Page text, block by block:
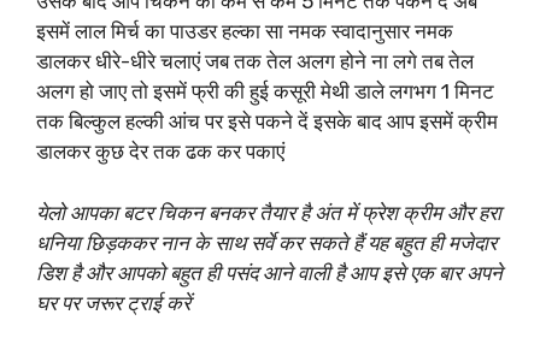
इसमें लाल मिर्च का पाउडर हल्का सा नमक स्वादानुसार नमक
डालकर धीरे-धीरे चलाएं जब तक तेल अलग होने ना लगे तब तेल
अलग हो जाए तो इसमें फ्री की हुई कसूरी मेथी डाले लगभग 1 मिनट
तक बिल्कुल हल्की आंच पर इसे पकने दें इसके बाद आप इसमें क्रीम
डालकर कुछ देर तक ढक कर पकाएं
येलो आपका बटर चिकन बनकर तैयार है अंत में फ्रेश क्रीम और हरा
धनिया छिड़ककरनान के साथसर्वे कर सकते हैं यह बहुत ही मजेदार
डिश है और आपको बहुत ही पसंद आने वाली है आप इसे एक बार अपने
घर पर जरूर ट्राई करें